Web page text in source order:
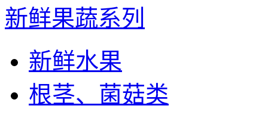
新鲜果蔬系列
新鲜水果
根茎、菌菇类